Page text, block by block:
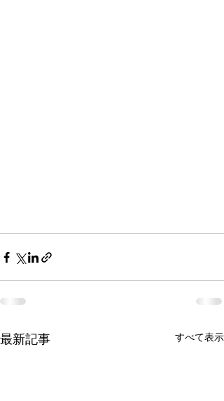
最新記事 すべて表示